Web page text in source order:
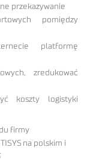
przekazywanie
pomiędzy
platformę
zredukować
koszty logistyki
firmy
na polskim i